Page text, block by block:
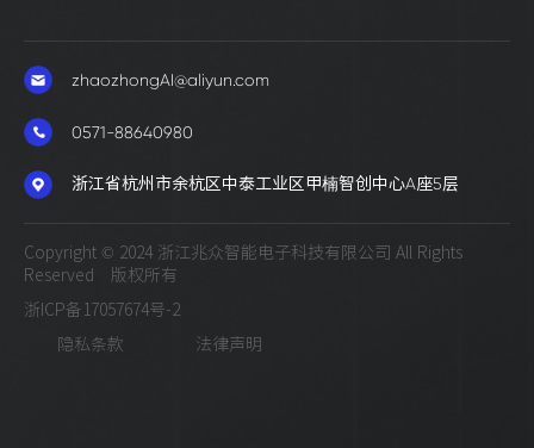
zhaozhongAI@aliyun.com
0571-88640980
浙江省杭州市余杭区中泰工业区甲楠智创中心A座5层
Copyright © 2024 浙江兆众智能电子科技有限公司 All Rights
Reserved 版权所有
浙ICP备17057674号-2
隐私条款
法律声明